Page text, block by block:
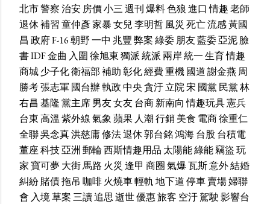
北市警察治安房價小三週刊爆料色狼進口 情趣老師
退休補習童仲彥家暴女兒李明哲風災 死亡流感黃國
昌 政府F-16朝野一中 兆豐弊案綠委朋友藍委亞泥臉
書IDF金曲 入圍徐旭東獨派統派 兩岸統一生育情趣
商城少子化衛福部補助彰化經費重機國道謝金燕 周
勝考張志軍國台辦執政中央貪汙立院宋 國黨民黨林
右昌 基隆黨主席男友女友台商新南向 情趣玩具憲兵
台東高溫 紫外線氣象蘋果 人潮行銷美食 電商徐重仁
全聯吳念真洪慈庸修法退休郭台銘鴻海台股 台積電
董座科技亞洲郵輪西斯情趣用品 太陽能綠能竊盜玩
家寶可夢大街馬路 火災 逢甲 商圈氣爆瓦斯意外結婚
糾紛賭債拖吊 咖啡火燒車輕軌地下道停車賣場婦聯
會 入境草案三讀追思逝世優惠旅客 空汙駕駛影響台